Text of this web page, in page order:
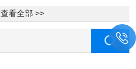
查看全部 >>